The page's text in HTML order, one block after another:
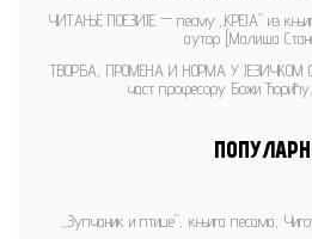
ЧИТАЊЕ ПОЕЗИЈЕ — песму „КРЕЈА” из
аутор [Малиша
ТВОРБА, ПРОМЕНА И НОРМА У ЈЕЗИЧКОМ
част професору Божи
„Зупчаник и птице”, књига песама,